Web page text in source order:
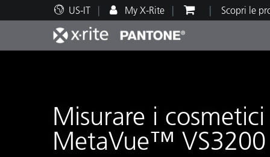
US-IT My X-Rite Scopri le
Misurare i
MetaVue™ VS3200